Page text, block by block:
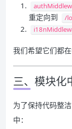
重定向到
/
我们希望它们都
三、模块化
为了保持代码整
中：